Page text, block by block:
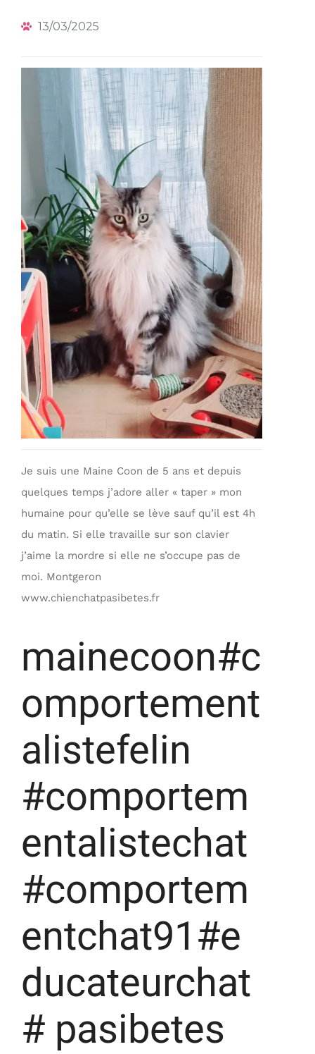
13/03/2025
Je suis une Maine Coon de 5 ans et depuis
quelques temps j’adore aller « taper » mon
humaine pour qu’elle se lève sauf qu’il est 4h
du matin. Si elle travaille sur son clavier
j’aime la mordre si elle ne s’occupe pas de
moi. Montgeron
www.chienchatpasibetes.fr
mainecoon#c
omportement
alistefelin
#comportem
entalistechat
#comportem
entchat91#e
ducateurchat
# pasibetes